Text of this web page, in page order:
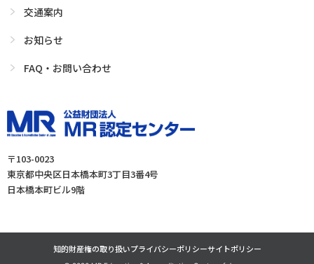
〒103-0023
東京都中央区日本橋本町3丁目3番4号
日本橋本町ビル9階
交通案内
お知らせ
FAQ・お問い合わせ
知的財産権の取り扱いプライバシーポリシーサイトポリシー